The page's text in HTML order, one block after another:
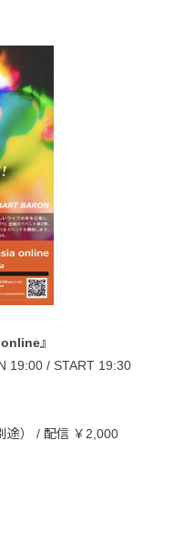
』
19:00 / START 19:30
途） / 配信 ￥2,000